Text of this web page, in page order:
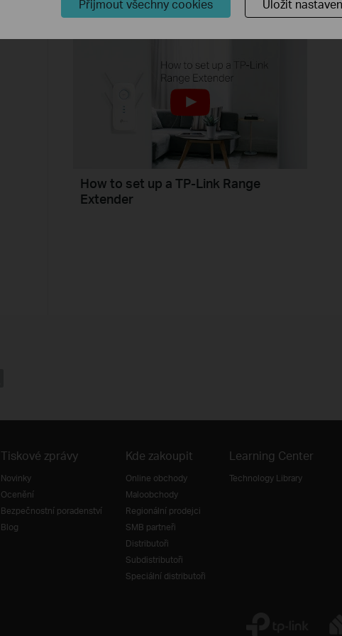
How to set up a TP-Link Range
Extender
Tiskové zprávy
Novinky
Ocenění
Bezpečnostní poradenství
Blog
Kde zakoupit
Online obchody
Maloobchody
Regionální prodejci
SMB partneři
Distributoři
Subdistributoři
Speciální distributoři
Learning Center
Technology Library
Přijmout všechny cookies Uložit